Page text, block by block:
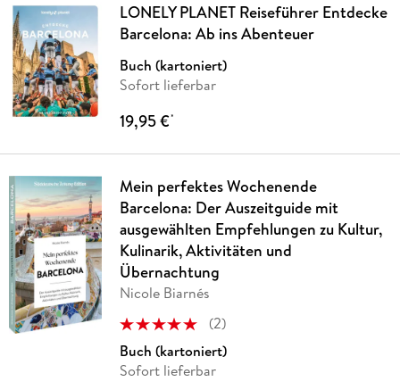
LONELY PLANET Reiseführer Entdecke
Barcelona: Ab ins Abenteuer
Buch (kartoniert)
Sofort lieferbar
19,95 €*
Mein perfektes Wochenende
Barcelona: Der Auszeitguide mit
ausgewählten Empfehlungen zu Kultur,
Kulinarik, Aktivitäten und
Übernachtung
Nicole Biarnés
(2)
Buch (kartoniert)
Sofort lieferbar